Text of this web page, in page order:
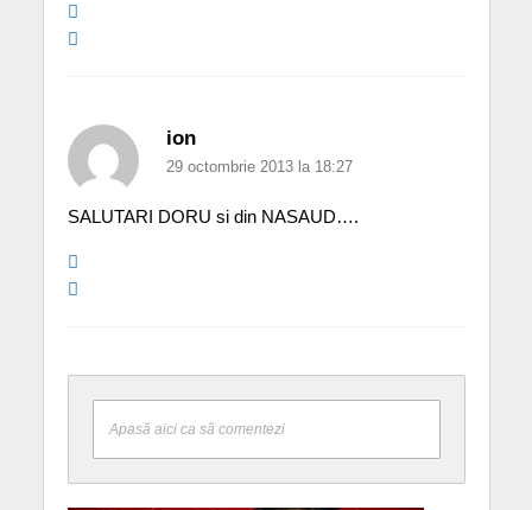
ion
29 octombrie 2013 la 18:27
SALUTARI DORU si din NASAUD….
Apasă aici ca să comentezi